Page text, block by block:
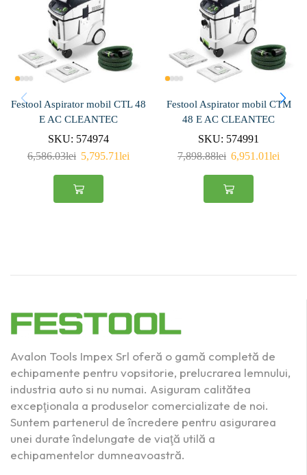
Festool Aspirator mobil CTL 48
E AC CLEANTEC
SKU: 574974
6,586.03lei 5,795.71lei
Festool Aspirator mobil CTM
48 E AC CLEANTEC
SKU: 574991
7,898.88lei 6,951.01lei
Avalon Tools Impex Srl oferă o gamă completă de
echipamente pentru vopsitorie, prelucrarea lemnului,
industria auto si nu numai. Asiguram calitătea
excepţionala a produselor comercializate de noi.
Suntem partenerul de încredere pentru asigurarea
unei durate îndelungate de viaţă utilă a
echipamentelor dumneavoastră.